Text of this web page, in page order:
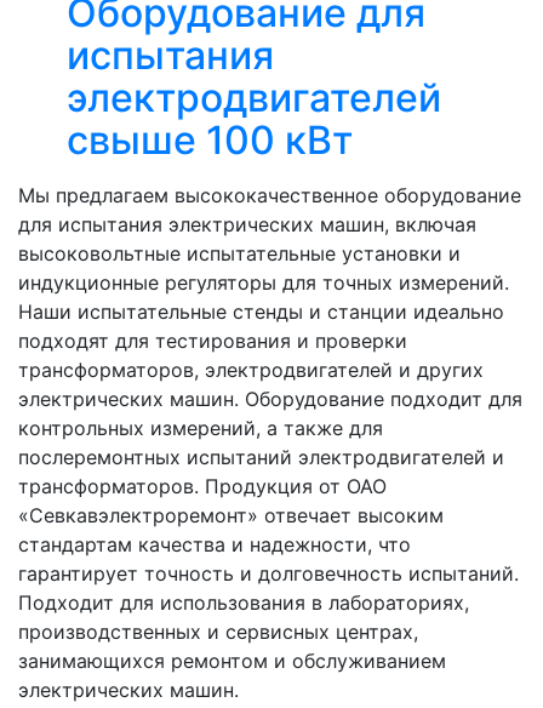
Оборудование для
испытания
электродвигателей
свыше 100 кВт
Мы предлагаем высококачественное оборудование
для испытания электрических машин, включая
высоковольтные испытательные установки и
индукционные регуляторы для точных измерений.
Наши испытательные стенды и станции идеально
подходят для тестирования и проверки
трансформаторов, электродвигателей и других
электрических машин. Оборудование подходит для
контрольных измерений, а также для
послеремонтных испытаний электродвигателей и
трансформаторов. Продукция от ОАО
«Севкавэлектроремонт» отвечает высоким
стандартам качества и надежности, что
гарантирует точность и долговечность испытаний.
Подходит для использования в лабораториях,
производственных и сервисных центрах,
занимающихся ремонтом и обслуживанием
электрических машин.